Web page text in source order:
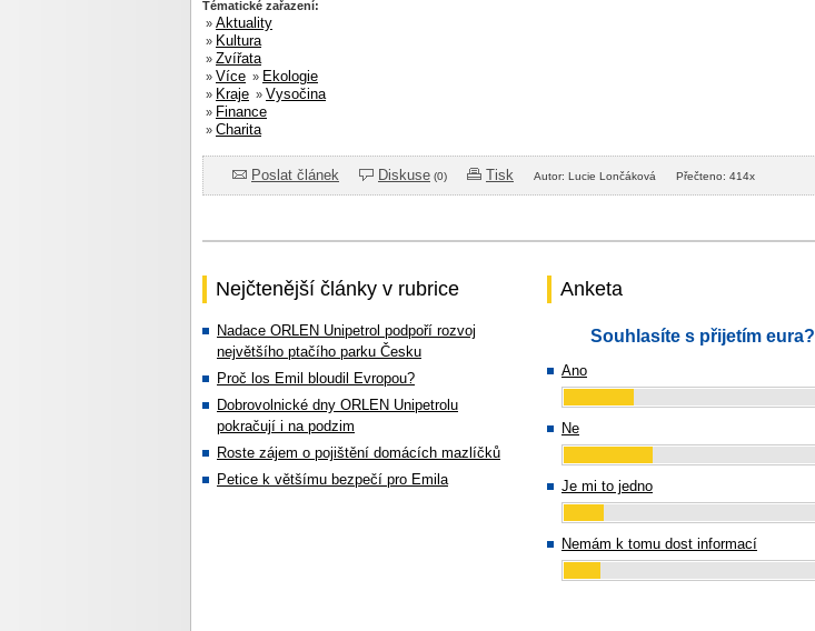
Tématické zařazení:
» Aktuality
» Kultura
» Zvířata
» Více » Ekologie
» Kraje » Vysočina
» Finance
» Charita
Poslat článek Diskuse (0) Tisk Autor: Lucie Lončáková Přečteno: 414x
Nejčtenější články v rubrice
Nadace ORLEN Unipetrol podpoří rozvoj
největšího ptačího parku Česku
Proč los Emil bloudil Evropou?
Dobrovolnické dny ORLEN Unipetrolu
pokračují i na podzim
Roste zájem o pojištění domácích mazlíčků
Petice k většímu bezpečí pro Emila
Anketa
Souhlasíte s přijetím eura?
Ano
Ne
Je mi to jedno
Nemám k tomu dost informací